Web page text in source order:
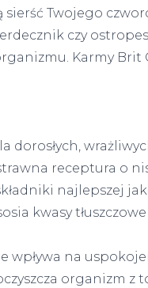
sierść Twojego
czy
Karmy Brit
dorosłych,
receptura o
najlepszej
kwasy
wpływa na
organizm z